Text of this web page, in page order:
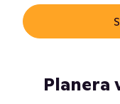
Planera